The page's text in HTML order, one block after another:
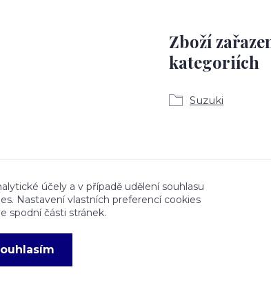
Zboží
kategoriích
Suzuki
Talocan.cz a CeskeSamolepky.cz jsou
účely a v případě udělení souhlasu
Nastavení vlastních preferencí cookies
spodní části stránek.